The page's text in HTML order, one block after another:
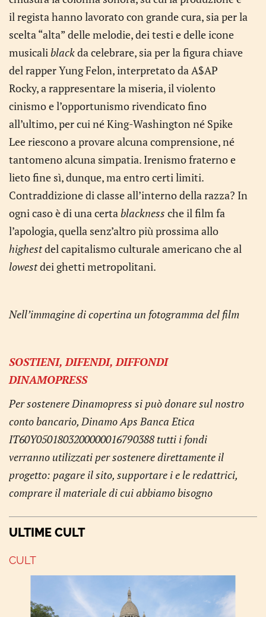
il regista hanno lavorato con grande cura, sia per la
scelta “alta” delle melodie, dei testi e delle icone
musicaliblackda celebrare, sia per la figura chiave
del rapper Yung Felon, interpretato da A$AP
Rocky, a rappresentare la miseria, il violento
cinismo e l’opportunismo rivendicato fino
all’ultimo, per cui né King-Washington né Spike
Lee riescono a provare alcuna comprensione, né
tantomeno alcuna simpatia. Irenismo fraterno e
lieto fine sì, dunque, ma entro certi limiti.
Contraddizione di classe all’interno della razza? In
ogni caso è di una certablackness che il film fa
l’apologia, quella senz’altro più prossima allo
highestdel capitalismo culturale americano che al
lowestdei ghetti metropolitani.
Nell’immagine di copertina un fotogramma del film
SOSTIENI, DIFENDI, DIFFONDI
DINAMOPRESS
Per sostenere Dinamopress si può donare sul nostro
conto bancario, Dinamo Aps Banca Etica
IT60Y0501803200000016790388 tutti i fondi
verranno utilizzati per sostenere direttamente il
progetto: pagare il sito, supportare i e le redattrici,
comprare il materiale di cui abbiamo bisogno
ULTIME CULT
CULT